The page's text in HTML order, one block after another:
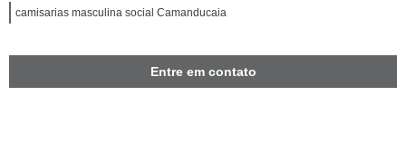
camisarias masculina social Camanducaia
Entre em contato